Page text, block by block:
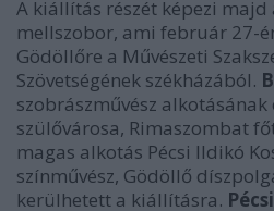
A kiállítás részét képezi majd
mellszobor, ami február 27-
Gödöllőre a Művészeti
Szövetségének székházából.
szobrászművész
szülővárosa, Rimaszombat
magas alkotás Pécsi Ildikó
színművész, Gödöllő
kerülhetett a kiállításra.